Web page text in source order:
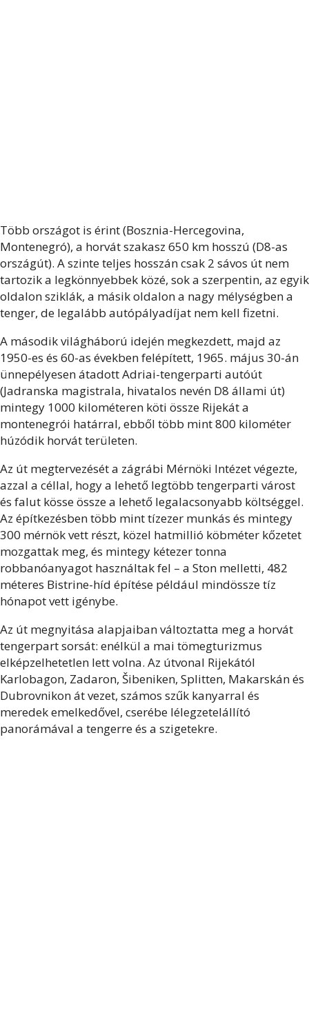
Több országot is érint (Bosznia-Hercegovina,
Montenegró), a horvát szakasz 650 km hosszú (D8-as
országút). A szinte teljes hosszán csak 2 sávos út nem
tartozik a legkönnyebbek közé, sok a szerpentin, az egyik
oldalon sziklák, a másik oldalon a nagy mélységben a
tenger, de legalább autópályadíjat nem kell fizetni.
A második világháború idején megkezdett, majd az
1950-es és 60-as években felépített, 1965. május 30-án
ünnepélyesen átadott Adriai-tengerparti autóút
(Jadranska magistrala, hivatalos nevén D8 állami út)
mintegy 1000 kilométeren köti össze Rijekát a
montenegrói határral, ebből több mint 800 kilométer
húzódik horvát területen.
Az út megtervezését a zágrábi Mérnöki Intézet végezte,
azzal a céllal, hogy a lehető legtöbb tengerparti várost
és falut kösse össze a lehető legalacsonyabb költséggel.
Az építkezésben több mint tízezer munkás és mintegy
300 mérnök vett részt, közel hatmillió köbméter kőzetet
mozgattak meg, és mintegy kétezer tonna
robbanóanyagot használtak fel – a Ston melletti, 482
méteres Bistrine-híd építése például mindössze tíz
hónapot vett igénybe.
Az út megnyitása alapjaiban változtatta meg a horvát
tengerpart sorsát: enélkül a mai tömegturizmus
elképzelhetetlen lett volna. Az útvonal Rijekától
Karlobagon, Zadaron, Šibeniken, Splitten, Makarskán és
Dubrovnikon át vezet, számos szűk kanyarral és
meredek emelkedővel, cserébe lélegzetelállító
panorámával a tengerre és a szigetekre.